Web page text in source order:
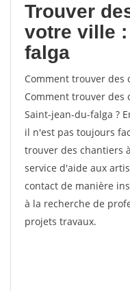
Trouver
votre ville
falga
Comment trouver des
Comment trouver
Saint-jean-du-falga ?
il n'est pas toujours
trouver des chantiers
service d'aide aux
contact de manière
à la recherche de
projets travaux.